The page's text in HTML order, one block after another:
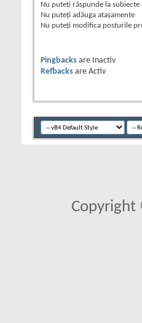
Nu puteţi răspunde la subiecte
Nu puteţi adăuga ataşamente
Nu puteţi modifica posturile
Pingbacks are
Inactiv
Refbacks are Activ
Copyright